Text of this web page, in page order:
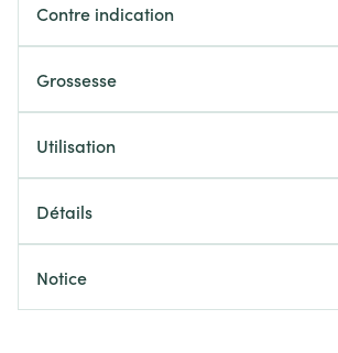
Contre indication
Grossesse
Utilisation
Détails
Notice